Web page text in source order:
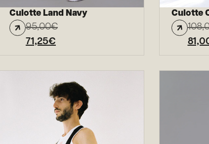
Culotte Land Navy
95,00€
71,25€
Culotte